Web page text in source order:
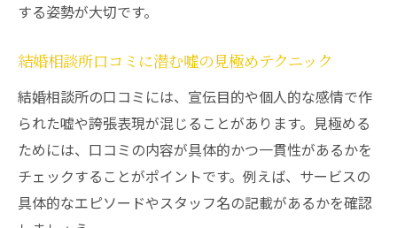
する姿勢が大切です。
結婚相談所口コミに潜む嘘の見極めテクニック
結婚相談所の口コミには、宣伝目的や個人的な感情で作
られた嘘や誇張表現が混じることがあります。見極める
ためには、口コミの内容が具体的かつ一貫性があるかを
チェックすることがポイントです。例えば、サービスの
具体的なエピソードやスタッフ名の記載があるかを確認